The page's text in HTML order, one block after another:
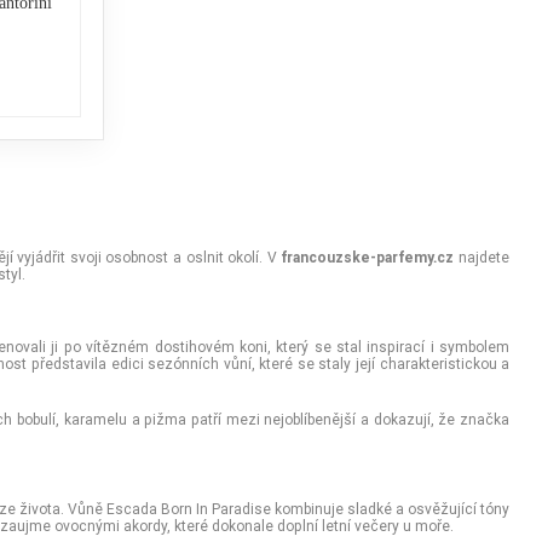
vyjádřit svoji osobnost a oslnit okolí. V francouzske-parfemy.cz najdete
ji po vítězném dostihovém koni, který se stal inspirací i symbolem
představila edici sezónních vůní, které se staly její charakteristickou a
bobulí, karamelu a pižma patří mezi nejoblíbenější a dokazují, že značka
života. Vůně Escada Born In Paradise kombinuje sladké a osvěžující tóny
ovocnými akordy, které dokonale doplní letní večery u moře.